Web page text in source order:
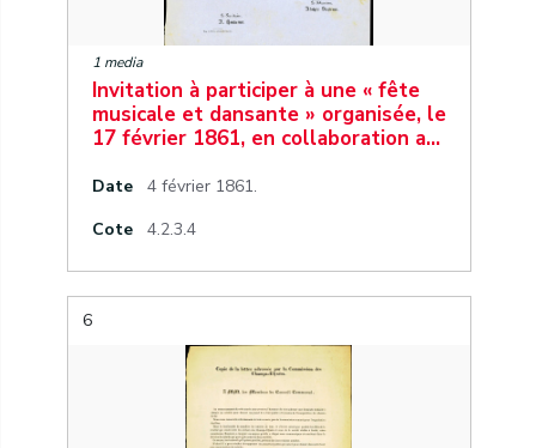
1 media
Invitation à participer à une « fête
musicale et dansante » organisée, le
17 février 1861, en collaboration a…
Date
4 février 1861.
Cote
4.2.3.4
6